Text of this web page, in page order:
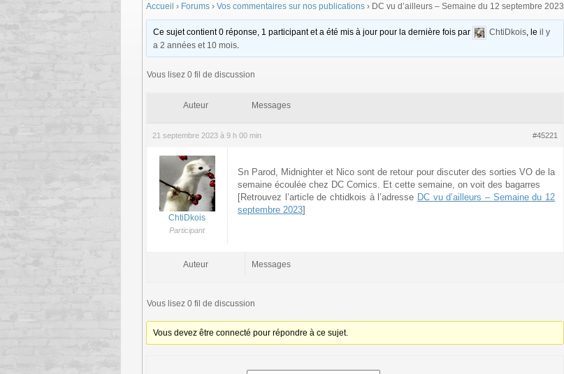
Accueil › Forums › Vos commentaires sur nos publications › DC vu d’ailleurs – Semaine du 12 septembre 2023
Ce sujet contient 0 réponse, 1 participant et a été mis à jour pour la dernière fois par ChtiDkois, leil y
a 2 années et 10 mois.
Vous lisez 0 fil de discussion
Auteur Messages
21 septembre 2023 à 9 h 00 min #45221
ChtiDkois
Participant
Sn Parod, Midnighter et Nico sont de retour pour discuter des sorties VO de la
semaine écoulée chez DC Comics. Et cette semaine, on voit des bagarres
[Retrouvez l’article de chtidkois à l’adresse DC vu d’ailleurs – Semaine du 12
septembre 2023]
Auteur Messages
Vous lisez 0 fil de discussion
Vous devez être connecté pour répondre à ce sujet.